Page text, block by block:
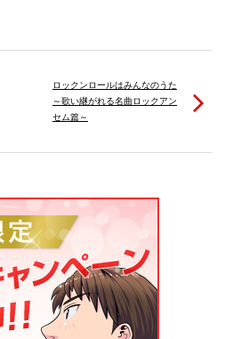
ロックンロールはみんなのうた
～歌い継がれる名曲ロックアン
セム篇～